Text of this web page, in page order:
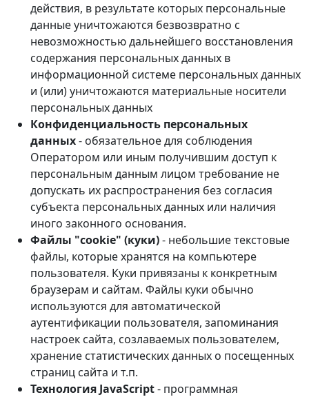
действия, в результате которых персональные
данные уничтожаются безвозвратно с
невозможностью дальнейшего восстановления
содержания персональных данных в
информационной системе персональных данных
и (или) уничтожаются материальные носители
персональных данных
Конфиденциальность персональных
данных- обязательное для соблюдения
Оператором или иным получившим доступ к
персональным данным лицом требование не
допускать их распространения без согласия
субъекта персональных данных или наличия
иного законного основания.
Файлы "cookie" (куки)- небольшие текстовые
файлы, которые хранятся на компьютере
пользователя. Куки привязаны к конкретным
браузерам и сайтам. Файлы куки обычно
используются для автоматической
аутентификации пользователя, запоминания
настроек сайта, созлаваемых пользователем,
хранение статистических данных о посещенных
страниц сайта и т.п.
Технология JavaScript- программная